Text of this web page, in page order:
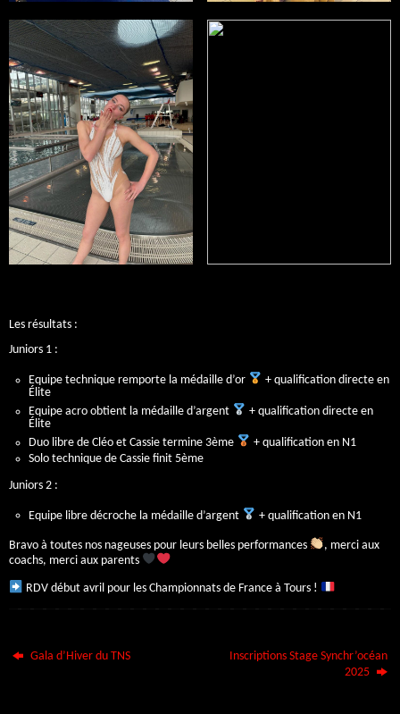
Les résultats :
Juniors 1 :
Equipe technique remporte la médaille d’or
+ qualification directe en
Élite
Equipe acro obtient la médaille d’argent
+ qualification directe en
Élite
Duo libre de Cléo et Cassie termine 3ème
+ qualification en N1
Solo technique de Cassie finit 5ème
Juniors 2 :
Equipe libre décroche la médaille d’argent + qualification en N1
Bravo à toutes nos nageuses pour leurs belles performances
, merci aux
coachs, merci aux parents
RDV début avril pour les Championnats de France à Tours !
Gala d’Hiver du TNS
Inscriptions Stage Synchr’océan
2025